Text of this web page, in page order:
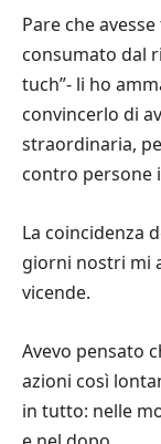
Pare che
consumato dal
tuch”- li ho
convincerlo di
straordinaria,
contro persone
La coincidenza
giorni nostri mi
vicende.
Avevo pensato
azioni così
in tutto: nelle